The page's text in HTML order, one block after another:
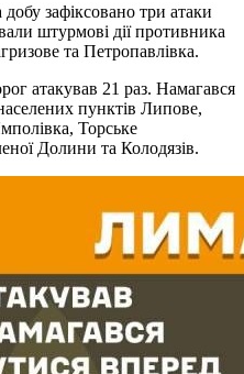
добу зафіксовано три атаки
штурмові дії противника
та Петропавлівка.
атакував 21 раз. Намагався
пунктів Липове,
Торське
Долини та Колодязів.